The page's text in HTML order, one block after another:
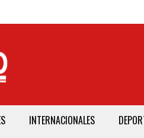
INTERNACIONALES